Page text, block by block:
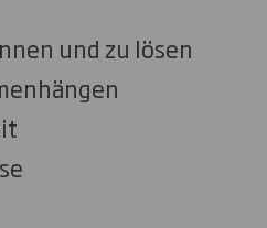
und zu lösen